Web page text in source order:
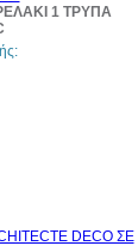
1 ΤΡΥΠΑ